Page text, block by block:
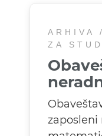
ARHIVA
ZA
zaposleni